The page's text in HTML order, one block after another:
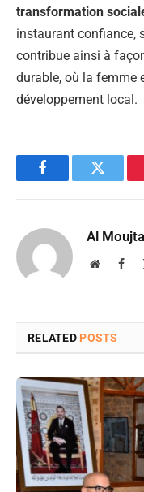
transformation
instaurant confiance,
contribue ainsi à
durable, où la femme
développement local.
FacebookTwitter
Al
Website
RELATED POSTS